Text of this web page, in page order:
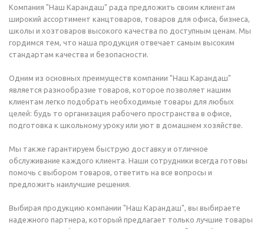
Компания "Наш Карандаш" рада предложить своим клиентам
широкий ассортимент канцтоваров, товаров для офиса, бизнеса,
школы и хозтоваров высокого качества по доступным ценам. Мы
гордимся тем, что наша продукция отвечает самым высоким
стандартам качества и безопасности.
Одним из основных преимуществ компании "Наш Карандаш"
является разнообразие товаров, которое позволяет нашим
клиентам легко подобрать необходимые товары для любых
целей: будь то организация рабочего пространства в офисе,
подготовка к школьному уроку или уют в домашнем хозяйстве.
Мы также гарантируем быструю доставку и отличное
обслуживание каждого клиента. Наши сотрудники всегда готовы
помочь с выбором товаров, ответить на все вопросы и
предложить наилучшие решения.
Выбирая продукцию компании "Наш Карандаш", вы выбираете
надежного партнера, который предлагает только лучшие товары